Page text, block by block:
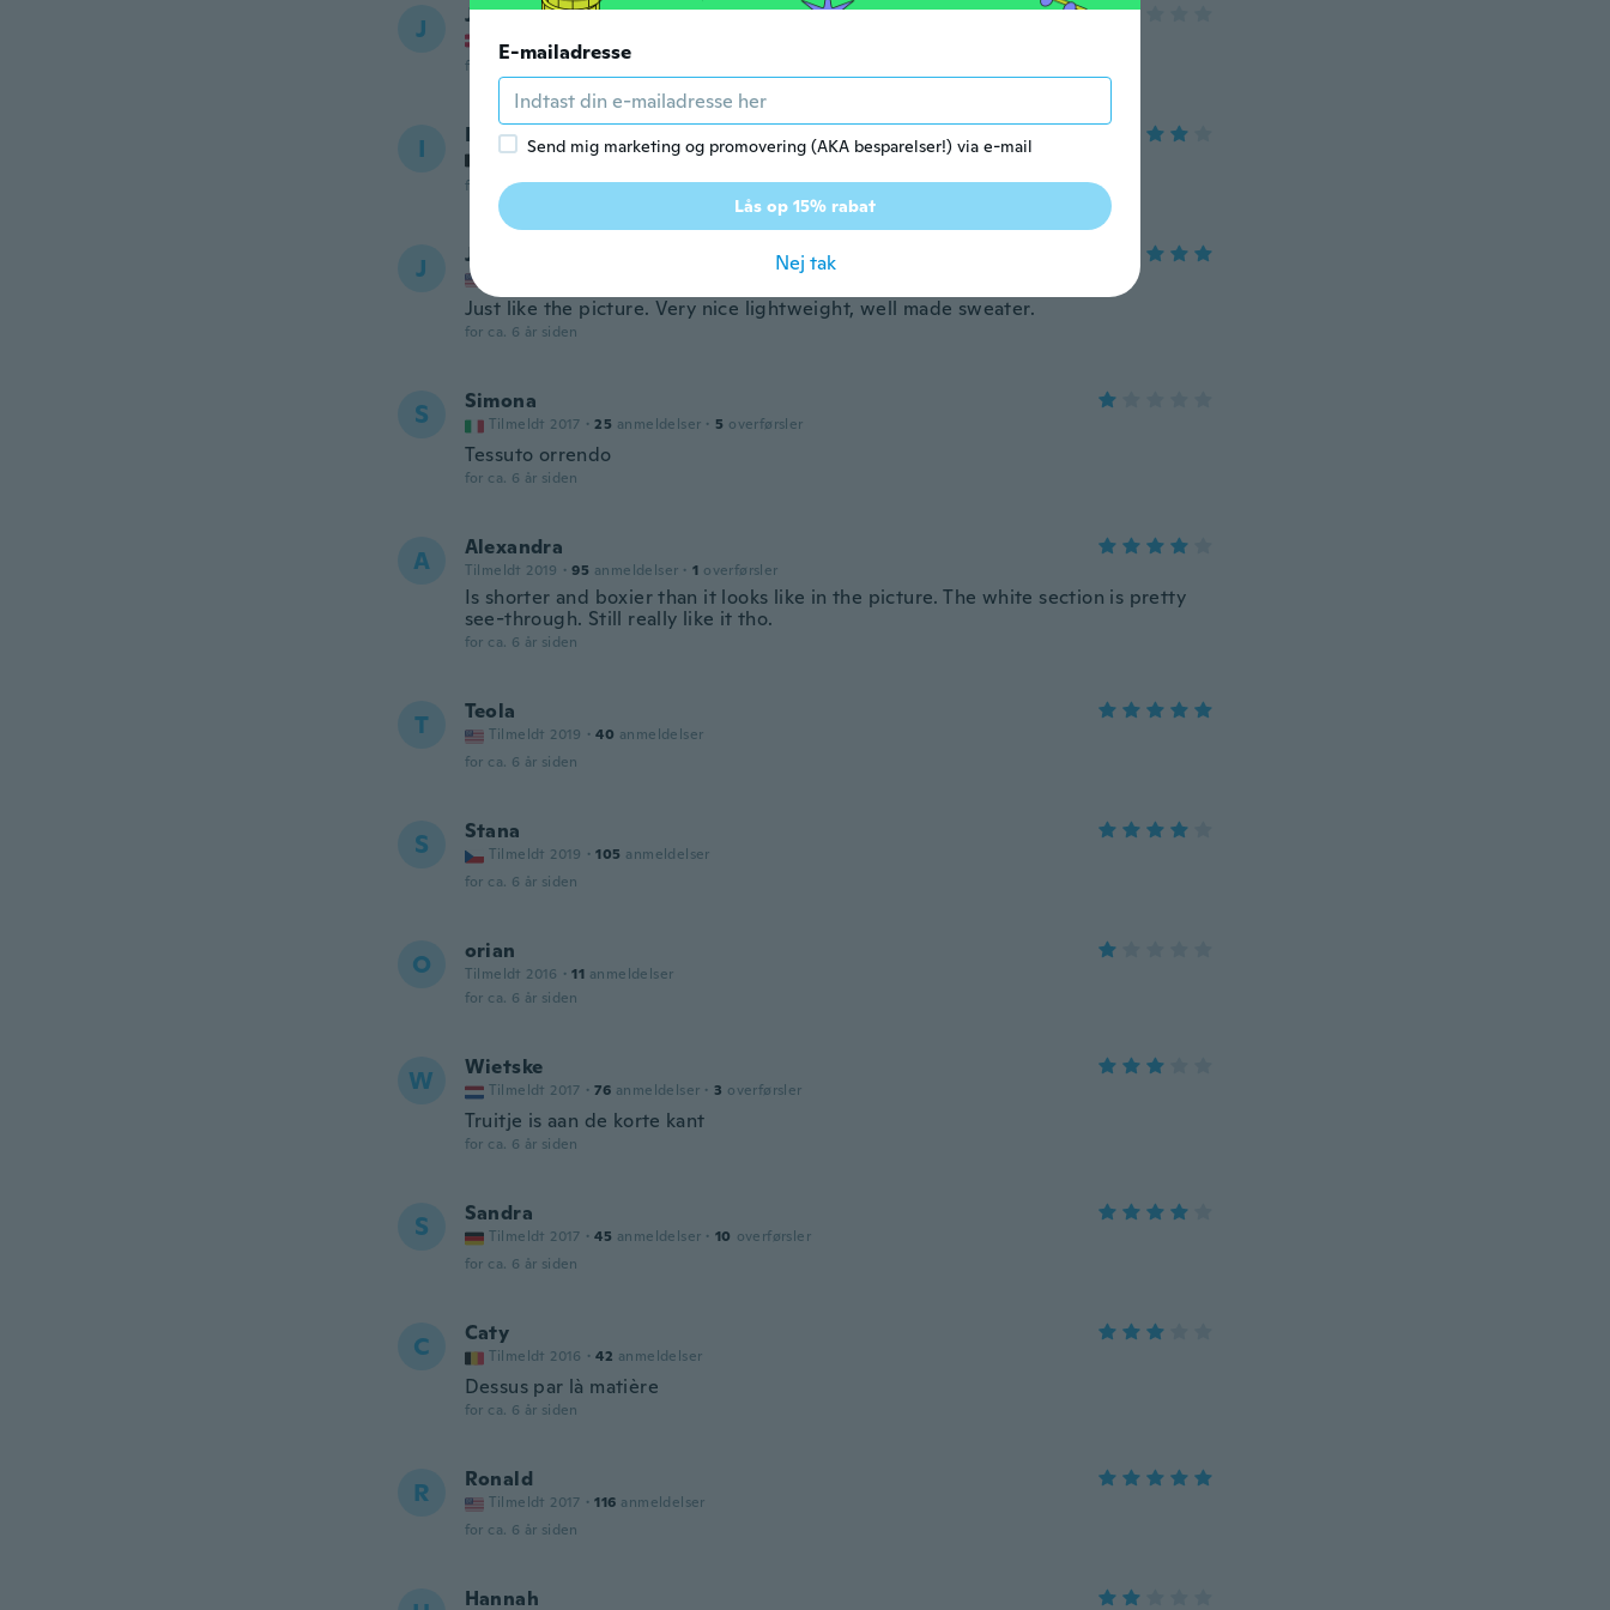
J Josephine
for ca. 6 år siden
I Ineke
Tilmeldt 2017 · 1 anmeldelser
for ca. 6 år siden
J Judi
overførsler
Just like the picture. Very nice lightweight, well made sweater.
for ca. 6 år siden
S Simona
Tilmeldt 2017 · 25 anmeldelser · 5 overførsler
Tessuto orrendo
for ca. 6 år siden
A Alexandra
Tilmeldt 2019 · 95 anmeldelser · 1 overførsler
Is shorter and boxier than it looks like in the picture. The white section is pretty
see-through. Still really like it tho.
for ca. 6 år siden
T Teola
Tilmeldt 2019 · 40 anmeldelser
for ca. 6 år siden
S Stana
Tilmeldt 2019 · 105 anmeldelser
for ca. 6 år siden
O orian
Tilmeldt 2016 · 11 anmeldelser
for ca. 6 år siden
W Wietske
Tilmeldt 2017 · 76 anmeldelser · 3 overførsler
Truitje is aan de korte kant
for ca. 6 år siden
S Sandra
Tilmeldt 2017 · 45 anmeldelser · 10 overførsler
for ca. 6 år siden
C Caty
Tilmeldt 2016 · 42 anmeldelser
Dessus par là matière
for ca. 6 år siden
R Ronald
Tilmeldt 2017 · 116 anmeldelser
for ca. 6 år siden
Hannah
E-mailadresse
Send mig marketing og promovering (AKA besparelser!) via e-mail
Lås op 15% rabat
Nej tak